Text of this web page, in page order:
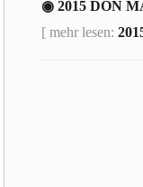
◉ 2015 DON
[ mehr lesen: